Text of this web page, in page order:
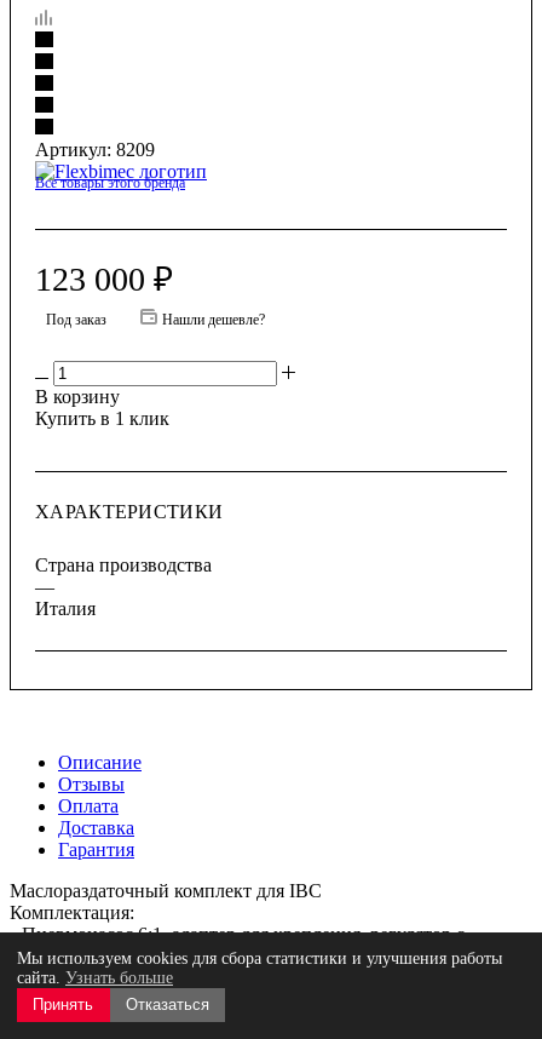
Артикул: 8209
Все товары этого бренда
123 000 ₽
Под заказ Нашли дешевле?
В корзину
Купить в 1 клик
ХАРАКТЕРИСТИКИ
Страна производства
—
Италия
Описание
Отзывы
Оплата
Доставка
Гарантия
Маслораздаточный комплект для IBC
Комплектация:
• Пневмонасос 6:1, адаптер для крепления, регулятор с
манометром
• Электронный счетчик, пистолет с жестким изливом,
противокапельной насадкой и поворотным соединением 1/2"
• Шланг 3 м (1/2"), всасывающий шланг 1" с адаптером для
Мы используем cookies для сбора статистики и улучшения работы
сайта. Узнать больше
Принять
Отказаться